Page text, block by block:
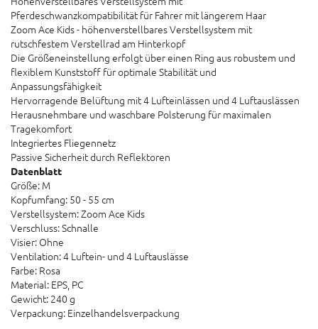
Pferdeschwanzkompatibilität für Fahrer mit längerem Haar
Zoom Ace Kids - höhenverstellbares Verstellsystem mit
rutschfestem Verstellrad am Hinterkopf
Die Größeneinstellung erfolgt über einen Ring aus robustem und
flexiblem Kunststoff für optimale Stabilität und
Anpassungsfähigkeit
Hervorragende Belüftung mit 4 Lufteinlässen und 4 Luftauslässen
Herausnehmbare und waschbare Polsterung für maximalen
Tragekomfort
Integriertes Fliegennetz
Passive Sicherheit durch Reflektoren
Datenblatt
Größe: M
Kopfumfang: 50 - 55 cm
Verstellsystem: Zoom Ace Kids
Verschluss: Schnalle
Visier: Ohne
Ventilation: 4 Luftein- und 4 Luftauslässe
Farbe: Rosa
Material: EPS, PC
Gewicht: 240 g
Verpackung: Einzelhandelsverpackung